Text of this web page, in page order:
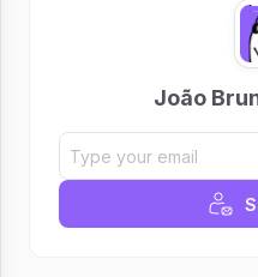
João